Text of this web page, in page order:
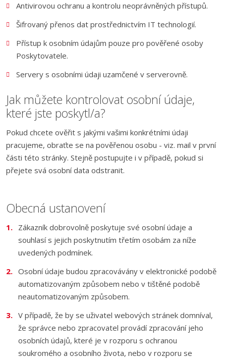
Antivirovou ochranu a kontrolu neoprávněných přístupů.
Šifrovaný přenos dat prostřednictvím IT technologií.
Přístup k osobním údajům pouze pro pověřené osoby
Poskytovatele.
Servery s osobními údaji uzamčené v serverovně.
Jak můžete kontrolovat osobní údaje,
které jste poskytl/a?
Pokud chcete ověřit s jakými vašimi konkrétními údaji
pracujeme, obraťte se na pověřenou osobu - viz. mail v první
části této stránky. Stejně postupujte i v případě, pokud si
přejete svá osobní data odstranit.
Obecná ustanovení
Zákazník dobrovolně poskytuje své osobní údaje a
souhlasí s jejich poskytnutím třetím osobám za níže
uvedených podmínek.
Osobní údaje budou zpracovávány v elektronické podobě
automatizovaným způsobem nebo v tištěné podobě
neautomatizovaným způsobem.
V případě, že by se uživatel webových stránek domníval,
že správce nebo zpracovatel provádí zpracování jeho
osobních údajů, které je v rozporu s ochranou
soukromého a osobního života, nebo v rozporu se